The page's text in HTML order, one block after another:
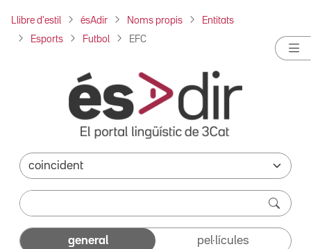
Llibre d'estil ésAdir Noms propis Entitats
Esports Futbol EFC
general pel·lícules